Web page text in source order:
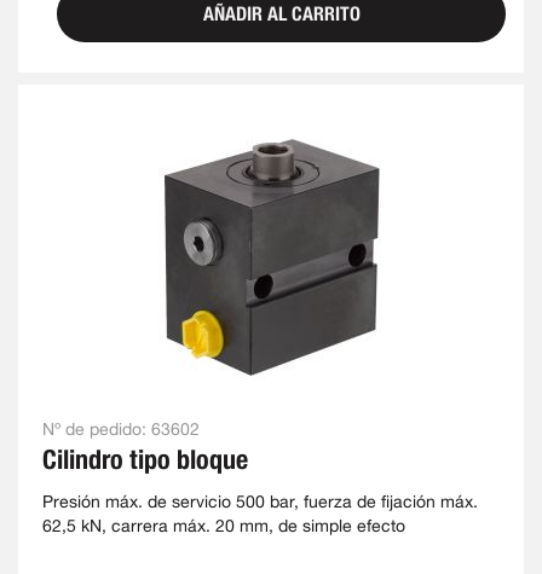
AÑADIR AL CARRITO
Nº de pedido: 63602
Cilindro tipo bloque
Presión máx. de servicio 500 bar, fuerza de fijación máx.
62,5 kN, carrera máx. 20 mm, de simple efecto